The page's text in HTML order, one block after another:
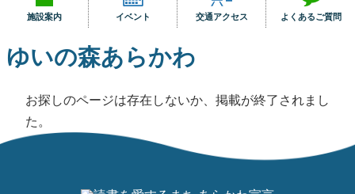
施設案内 イベント 交通アクセス よくあるご質問
ゆいの森あらかわ
お探しのページは存在しないか、掲載が終了されまし
た。